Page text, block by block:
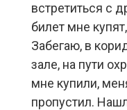
встретиться с
билет мне
Забегаю, в
зале, на пути
мне купили,
пропустил.